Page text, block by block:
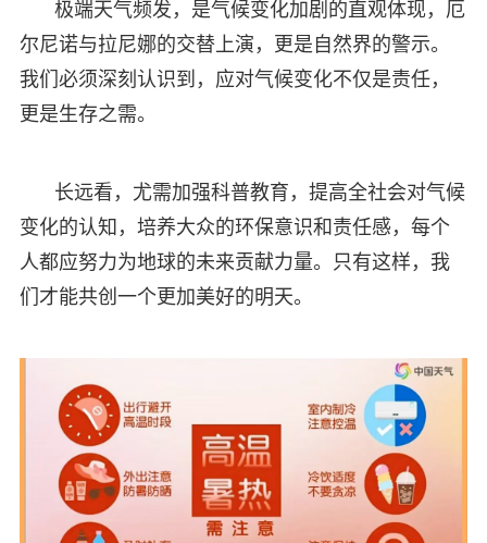
极端天气频发，是气候变化加剧的直观体现，厄
尔尼诺与拉尼娜的交替上演，更是自然界的警示。
我们必须深刻认识到，应对气候变化不仅是责任，
更是生存之需。
长远看，尤需加强科普教育，提高全社会对气候
变化的认知，培养大众的环保意识和责任感，每个
人都应努力为地球的未来贡献力量。只有这样，我
们才能共创一个更加美好的明天。